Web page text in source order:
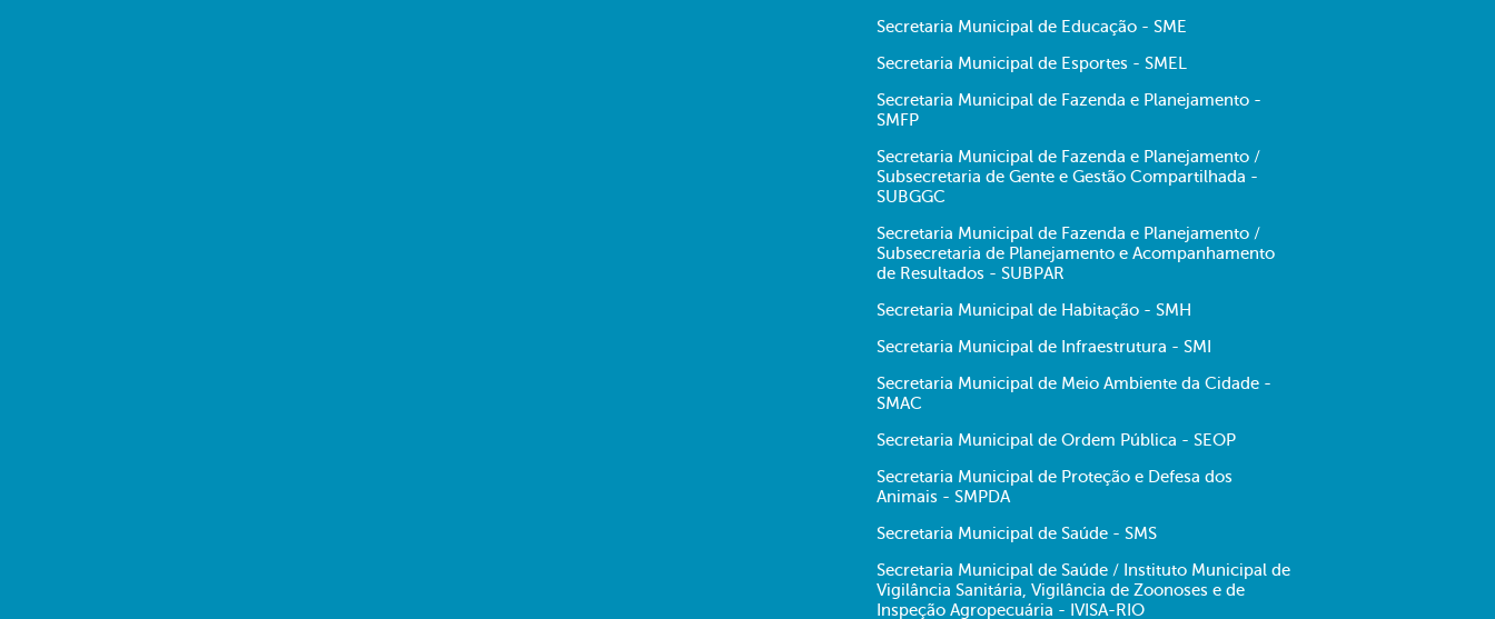
Secretaria Municipal de Educação - SME
Secretaria Municipal de Esportes - SMEL
Secretaria Municipal de Fazenda e Planejamento -
SMFP
Secretaria Municipal de Fazenda e Planejamento /
Subsecretaria de Gente e Gestão Compartilhada -
SUBGGC
Secretaria Municipal de Fazenda e Planejamento /
Subsecretaria de Planejamento e Acompanhamento
de Resultados - SUBPAR
Secretaria Municipal de Habitação - SMH
Secretaria Municipal de Infraestrutura - SMI
Secretaria Municipal de Meio Ambiente da Cidade -
SMAC
Secretaria Municipal de Ordem Pública - SEOP
Secretaria Municipal de Proteção e Defesa dos
Animais - SMPDA
Secretaria Municipal de Saúde - SMS
Secretaria Municipal de Saúde / Instituto Municipal de
Vigilância Sanitária, Vigilância de Zoonoses e de
Inspeção Agropecuária - IVISA-RIO